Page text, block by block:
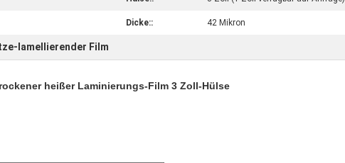
Dicke:: 42 Mikron
lamellierender Film
heißer Laminierungs-Film 3 Zoll-Hülse